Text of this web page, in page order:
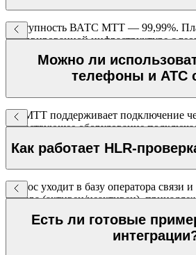
Доступность ВАТС МТТ — 99,99%.
резервированной инфраструктуре с
дата-центрами.
Можно ли
телефоны и АТС
Да. МТТ поддерживает подключение
существующее оборудование
для исходящих и входящих вызовов.
Как работает HLR-
Запрос уходит в базу оператора связи
номера (активен/неактивен),
Стоимость — от 0,75 ₽ за запрос.
Есть ли готовые